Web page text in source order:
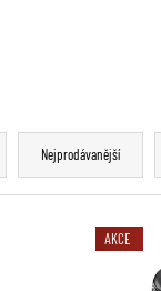
Nejprodávanější
AKCE